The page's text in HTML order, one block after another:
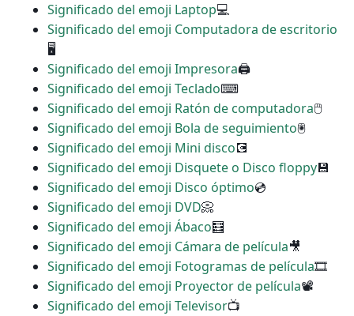
Significado del emoji Laptop💻
Significado del emoji Computadora de escritorio
🖥
Significado del emoji Impresora🖨
Significado del emoji Teclado⌨
Significado del emoji Ratón de computadora🖱
Significado del emoji Bola de seguimiento🖲
Significado del emoji Mini disco💽
Significado del emoji Disquete o Disco floppy💾
Significado del emoji Disco óptimo💿
Significado del emoji DVD📀
Significado del emoji Ábaco🧮
Significado del emoji Cámara de película🎥
Significado del emoji Fotogramas de película🎞
Significado del emoji Proyector de película📽
Significado del emoji Televisor📺